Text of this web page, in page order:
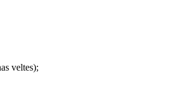
veltes);